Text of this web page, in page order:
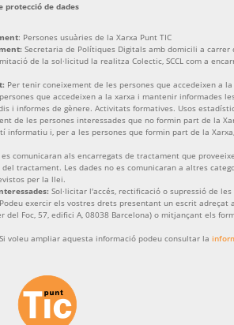
protecció de dades
: Persones usuàries de la Xarxa Punt TIC
Secretaria de Polítiques Digitals amb domicili a carrer
de la sol·licitud la realitza Colectic, SCCL com a
Per tenir coneixement de les persones que accedeixen a la
que accedeixen a la xarxa i mantenir informades
i informes de gènere. Activitats formatives. Usos
de les persones interessades que no formin part de la
informatiu i, per a les persones que formin part de la
es comunicaran als encarregats de tractament que
tractament. Les dades no es comunicaran a altres
per la llei.
Sol·licitar l'accés, rectificació o supressió de
exercir els vostres drets presentant un escrit adreçat
del Foc, 57, edifici A, 08038 Barcelona) o mitjançant els
Si voleu ampliar aquesta informació podeu consultar la